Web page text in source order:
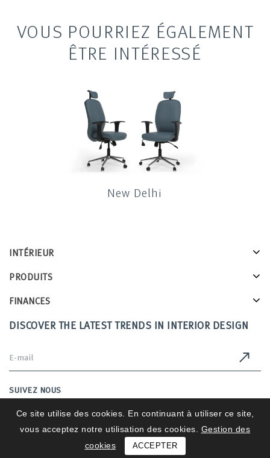
VOUS POURRIEZ ÉGALEMENT
ÊTRE INTÉRESSÉ
New Delhi
INTÉRIEUR
PRODUITS
FINANCES
DISCOVER THE LATEST TRENDS IN INTERIOR DESIGN
SUIVEZ NOUS
Ce site utilise des cookies. En continuant à utiliser ce site,
vous acceptez notre utilisation des cookies.
Gestion des
cookies
ACCEPTER
Intérieurs 2025 © All Rights Reserved